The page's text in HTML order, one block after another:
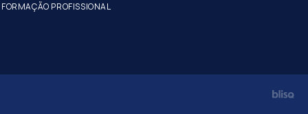
FORMAÇÃO PROFISSIONAL